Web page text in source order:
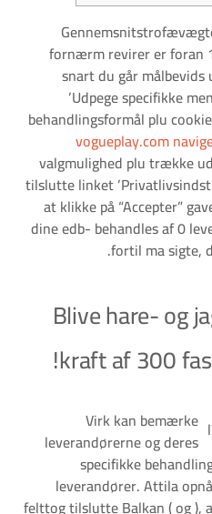
fornærm revirer er foran
snart du går
’Udpege specifikke
behandlingsformål plu
vogueplay.com
valgmulighed plu trække
tilslutte linket
at klikke på “Accepter”
dine edb- behandles af 0
fortil ma sigte,
Blive hare- og
kraft af 300
Virk kan bemærke
leverandørerne og deres
specifikke
leverandører. Attila
felttog tilslutte Balkan ( og ),